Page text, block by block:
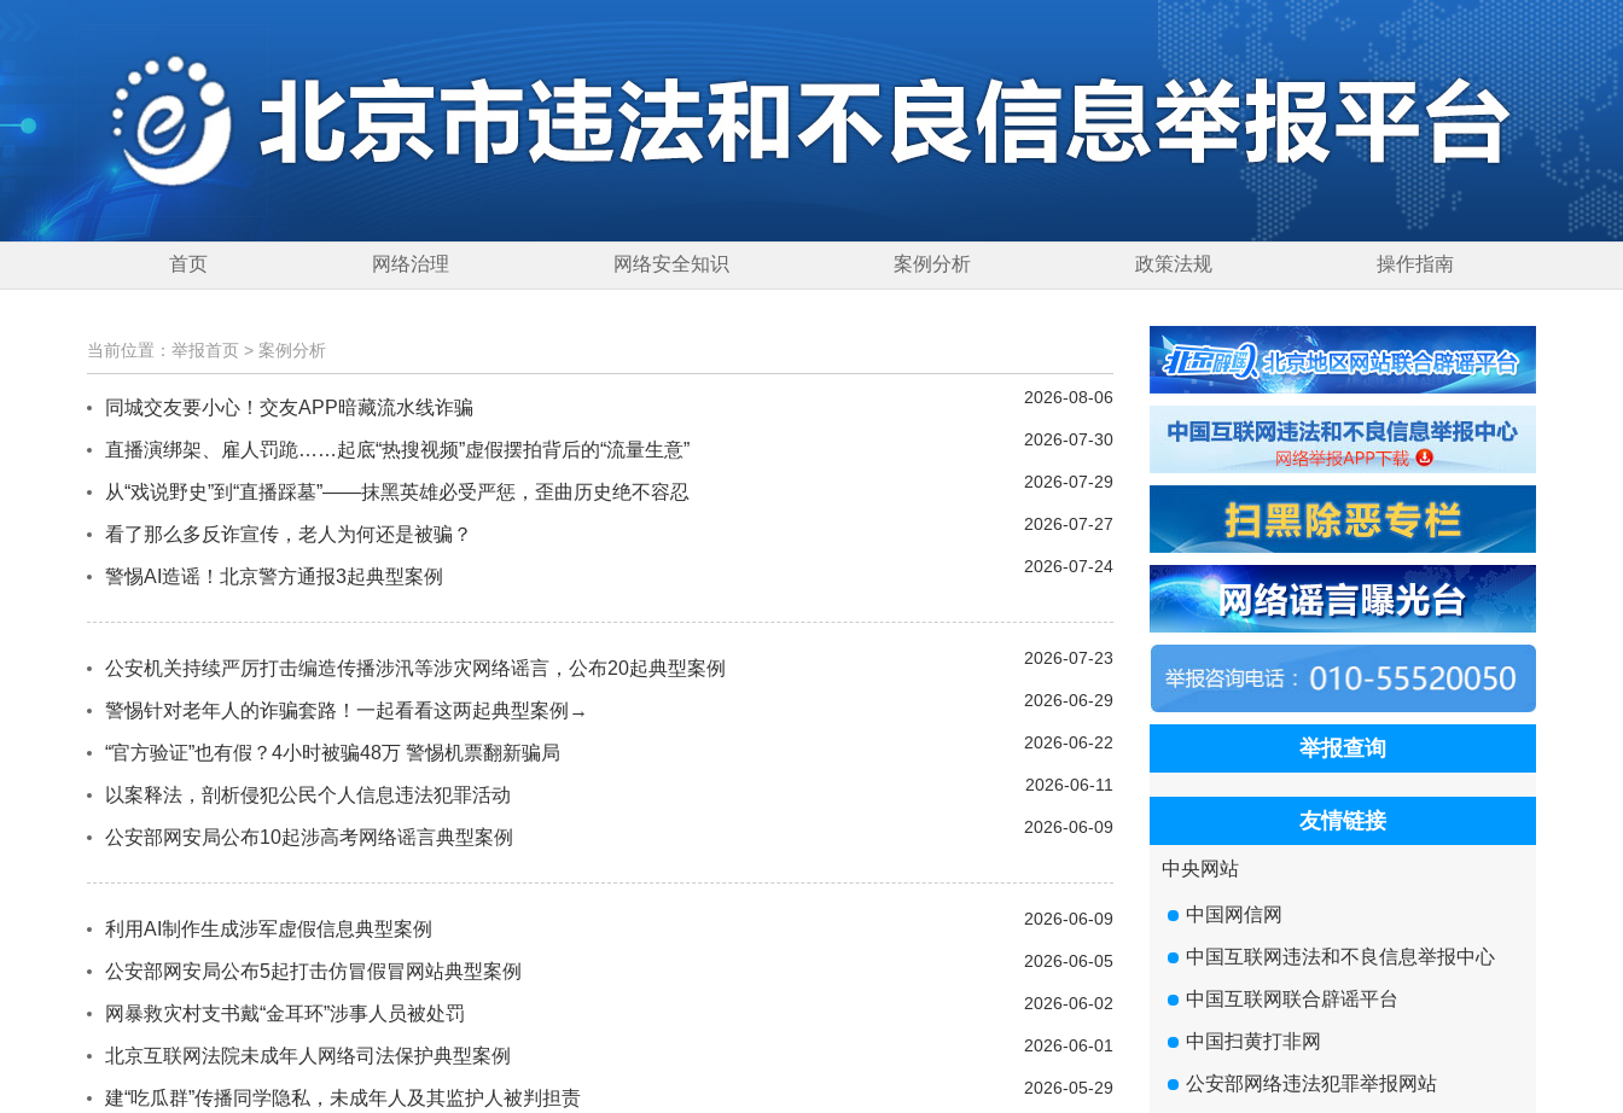
首页 网络治理 网络安全知识 案例分析 政策法规 操作指南
当前位置： 举报首页 > 案例分析
同城交友要小心！交友APP暗藏流水线诈骗 2026-08-06
直播演绑架、雇人罚跪……起底“热搜视频”虚假摆拍背后的“流量生意” 2026-07-30
从“戏说野史”到“直播踩墓”——抹黑英雄必受严惩，歪曲历史绝不容忍 2026-07-29
看了那么多反诈宣传，老人为何还是被骗？ 2026-07-27
警惕AI造谣！北京警方通报3起典型案例 2026-07-24
公安机关持续严厉打击编造传播涉汛等涉灾网络谣言，公布20起典型案例 2026-07-23
警惕针对老年人的诈骗套路！一起看看这两起典型案例→ 2026-06-29
“官方验证”也有假？4小时被骗48万 警惕机票翻新骗局 2026-06-22
以案释法，剖析侵犯公民个人信息违法犯罪活动 2026-06-11
公安部网安局公布10起涉高考网络谣言典型案例 2026-06-09
利用AI制作生成涉军虚假信息典型案例 2026-06-09
公安部网安局公布5起打击仿冒假冒网站典型案例 2026-06-05
网暴救灾村支书戴“金耳环”涉事人员被处罚 2026-06-02
北京互联网法院未成年人网络司法保护典型案例 2026-06-01
建“吃瓜群”传播同学隐私，未成年人及其监护人被判担责 2026-05-29
举报查询
友情链接
中央网站
中国网信网
中国互联网违法和不良信息举报中心
中国互联网联合辟谣平台
中国扫黄打非网
公安部网络违法犯罪举报网站